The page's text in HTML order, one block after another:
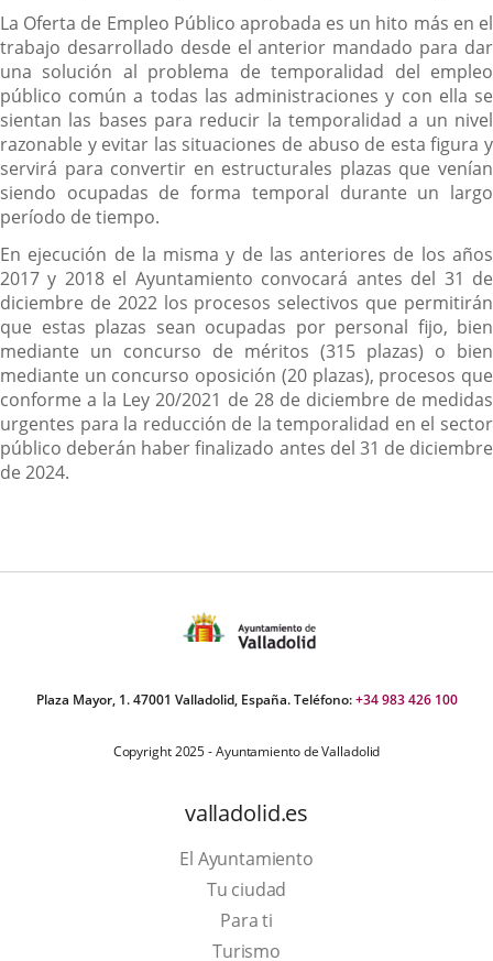
La Oferta de Empleo Público aprobada es un hito más en el
trabajo desarrollado desde el anterior mandado para dar
una solución al problema de temporalidad del empleo
público común a todas las administraciones y con ella se
sientan las bases para reducir la temporalidad a un nivel
razonable y evitar las situaciones de abuso de esta figura y
servirá para convertir en estructurales plazas que venían
siendo ocupadas de forma temporal durante un largo
período de tiempo.
En ejecución de la misma y de las anteriores de los años
2017 y 2018 el Ayuntamiento convocará antes del 31 de
diciembre de 2022 los procesos selectivos que permitirán
que estas plazas sean ocupadas por personal fijo, bien
mediante un concurso de méritos (315 plazas) o bien
mediante un concurso oposición (20 plazas), procesos que
conforme a la Ley 20/2021 de 28 de diciembre de medidas
urgentes para la reducción de la temporalidad en el sector
público deberán haber finalizado antes del 31 de diciembre
de 2024.
Plaza Mayor, 1. 47001 Valladolid, España. Teléfono:+34 983 426 100
Copyright 2025 - Ayuntamiento de Valladolid
valladolid.es
El Ayuntamiento
Tu ciudad
Para ti
TurismoEste